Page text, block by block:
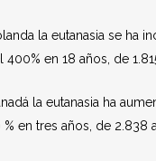
la eutanasia se ha
400% en 18 años, de
la eutanasia ha
en tres años, de 2.838 a